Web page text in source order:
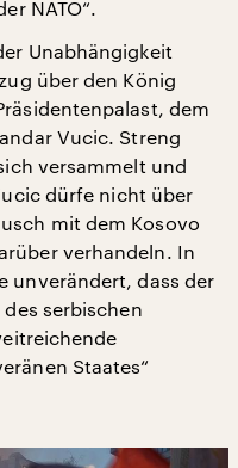
NATO“.
Unabhängigkeit
über den König
dem
Vucic. Streng
versammelt und
dürfe nicht über
mit dem Kosovo
verhandeln. In
unverändert, dass der
serbischen
Staates“